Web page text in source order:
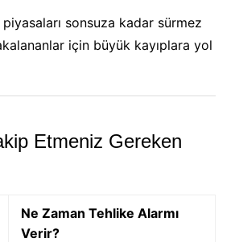
piyasaları sonsuza kadar sürmez
için büyük kayıplara yol
Etmeniz Gereken
Ne Zaman Tehlike Alarmı
Verir?